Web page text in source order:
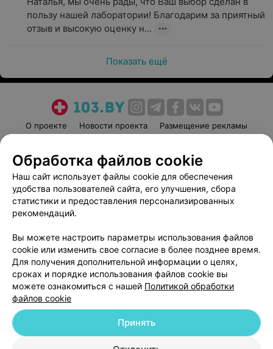
пользу нашей лаборатории! Благодарим за приятный
отзыв и высокую оценку н...
Показать ещё
О проекте Новости проекта
Размещение рекламы
Пользовательское соглашение
Способы оплаты
Вакансии
Партнеры
Написать руководителю 103.by
Обработка персональных данных
© 2026 ООО «Артокс Лаб», УНП 191700409
| 220012, Республика Беларусь,
Обработка файлов cookie
Наш сайт использует файлы cookie для обеспечения
удобства пользователей сайта, его улучшения, сбора
статистики и предоставления персонализированных
рекомендаций.
Вы можете настроить параметры использования файлов
cookie или изменить свое согласие в более позднее время.
Для получения дополнительной информации о целях,
сроках и порядке использования файлов cookie вы
можете ознакомиться с нашей Политикой обработки
файлов cookie
Принять